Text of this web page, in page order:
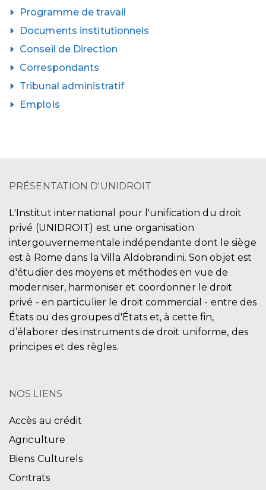
Programme de travail
Documents institutionnels
Conseil de Direction
Correspondants
Tribunal administratif
Emplois
PRÉSENTATION D'UNIDROIT
L'Institut international pour l'unification du droit
privé (UNIDROIT) est une organisation
intergouvernementale indépendante dont le siège
est à Rome dans la Villa Aldobrandini. Son objet est
d'étudier des moyens et méthodes en vue de
moderniser, harmoniser et coordonner le droit
privé - en particulier le droit commercial - entre des
États ou des groupes d'États et, à cette fin,
d’élaborer des instruments de droit uniforme, des
principes et des règles.
NOS LIENS
Accès au crédit
Agriculture
Biens Culturels
Contrats